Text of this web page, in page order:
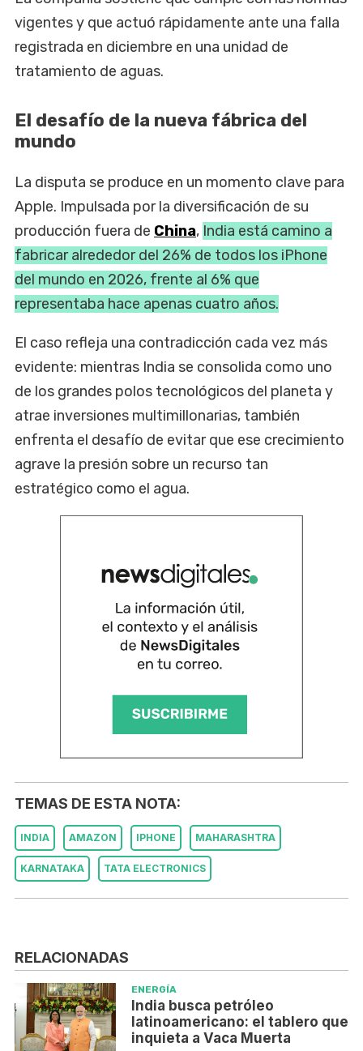
vigentes y que actuó rápidamente ante una falla
registrada en diciembre en una unidad de
tratamiento de aguas.
El desafío de la nueva fábrica del
mundo
La disputa se produce en un momento clave para
Apple. Impulsada por la diversificación de su
producción fuera de China, India está camino a
fabricar alrededor del 26% de todos los iPhone
del mundo en 2026, frente al 6% que
representaba hace apenas cuatro años.
El caso refleja una contradicción cada vez más
evidente: mientras India se consolida como uno
de los grandes polos tecnológicos del planeta y
atrae inversiones multimillonarias, también
enfrenta el desafío de evitar que ese crecimiento
agrave la presión sobre un recurso tan
estratégico como el agua.
TEMAS DE ESTA NOTA:
INDIA AMAZON IPHONE MAHARASHTRA
KARNATAKA TATA ELECTRONICS
RELACIONADAS
ENERGÍA
India busca petróleo
latinoamericano: el tablero que
inquieta a Vaca Muerta